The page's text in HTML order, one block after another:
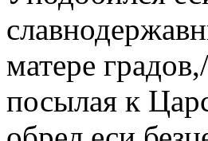
матере
посылая к